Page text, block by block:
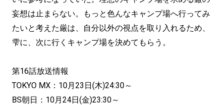
妄想は止まらない。もっと色んなキャンプ場へ行ってみ
たいと考えた厳は、自分以外の視点を取り入れるため、
雫に、次に行くキャンプ場を決めてもらう。
第16話放送情報
TOKYO MX：10月23日(木)24:30～
BS朝日：10月24日(金)23:30～